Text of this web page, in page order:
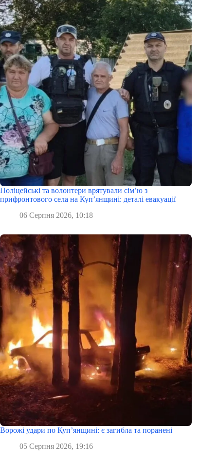
Поліцейські та волонтери врятували сім’ю з
прифронтового села на Куп’янщині: деталі евакуації
06 Серпня 2026, 10:18
Ворожі удари по Куп’янщині: є загибла та поранені
05 Серпня 2026, 19:16